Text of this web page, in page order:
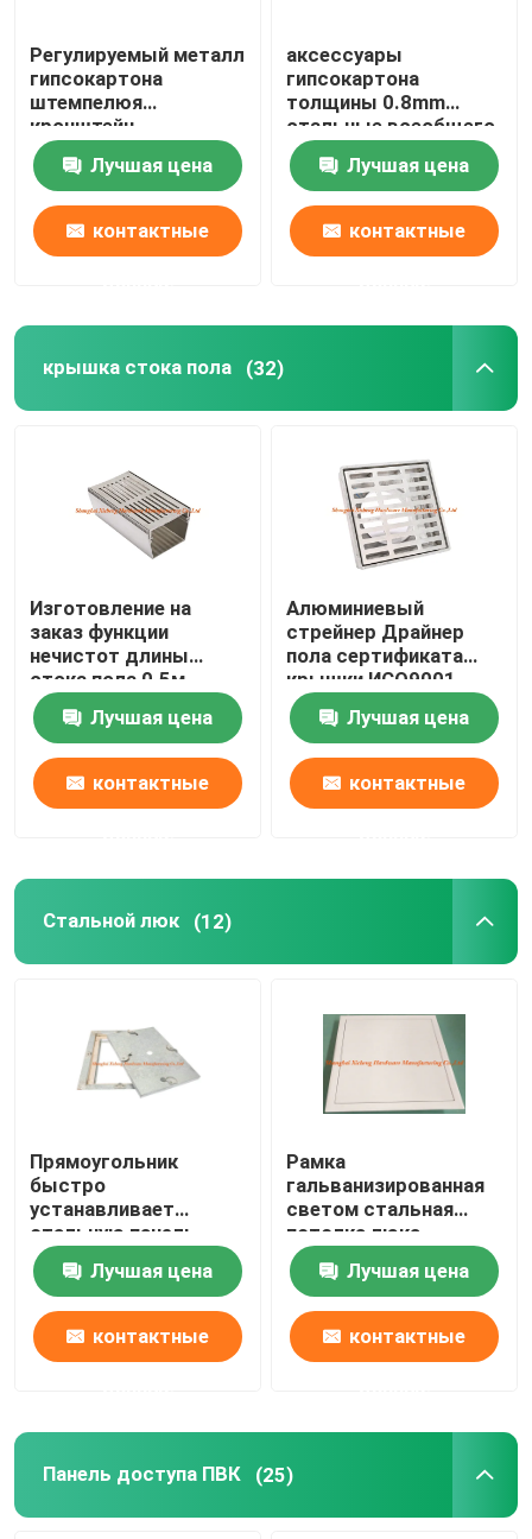
Регулируемый металл
гипсокартона
штемпелюя
кронштейн
гальванизированный
частями стальной
Лучшая цена
контактные
аксессуары
гипсокартона
толщины 0.8mm
стальные всеобщего
прямого совместного
соединителя профиля
Лучшая цена
контактные
крышка стока пола (32)
Изготовление на
заказ функции
нечистот длины
стока пола 0.5м
нержавеющей стали
принимаетЛучшая цена
контактные
Алюминиевый
стрейнер Драйнер
пола сертификата
крышки ИСО9001
стока пола квадрата
металлаЛучшая цена
контактные
Стальной люк (12)
Прямоугольник
быстро
устанавливает
стальную панель
доступа с тяжелыми
крюками люка 4
Лучшая цена
контактные
Рамка
гальванизированная
светом стальная
потолка люка
дверцы входного
люка притока СК-
АПС-010
Лучшая цена
контактные
Панель доступа ПВК (25)